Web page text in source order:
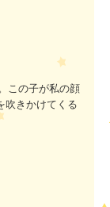
この子が私の顔
吹きかけてくる